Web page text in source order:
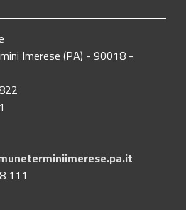
Imerese (PA) - 90018 -
111